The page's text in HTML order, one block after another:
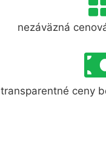
nezáväzná
transparentné ceny